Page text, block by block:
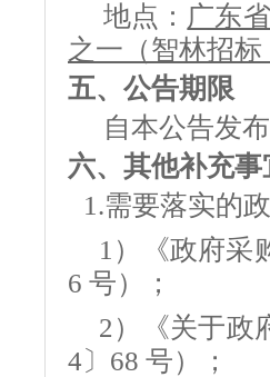
地点： 广东
之一（智林招
五、公告期限
自本公告发
六、 其他补充事
1.需要落实的
1）《政府采
6 号）；
2）《关于政
4〕68 号）；